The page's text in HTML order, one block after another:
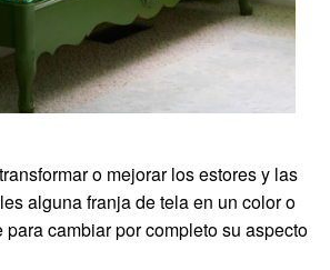
o mejorar los estores y las
alguna franja de tela en un color o
cambiar por completo su aspecto